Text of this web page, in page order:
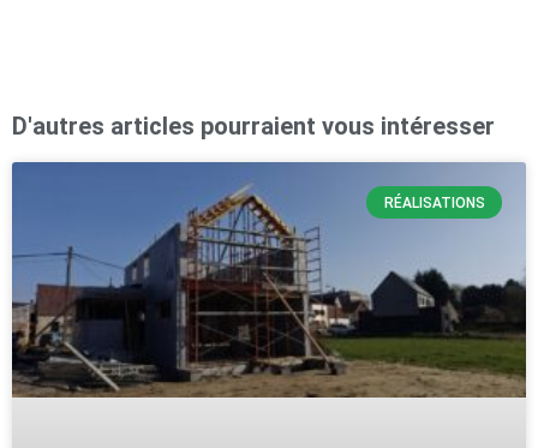
D'autres articles pourraient vous intéresser
RÉALISATIONS